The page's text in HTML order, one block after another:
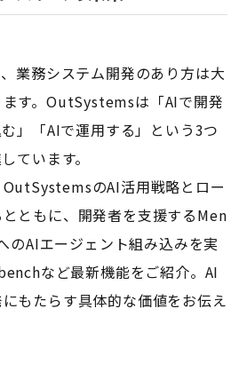
業務システム開発のあり方は大
す。OutSystemsは「AIで開発
」「AIで運用する」という3つ
ています。
のAI活用戦略とロー
ともに、開発者を支援するMen
のAIエージェント組み込みを実
など最新機能をご紹介。AI
もたらす具体的な価値をお伝え